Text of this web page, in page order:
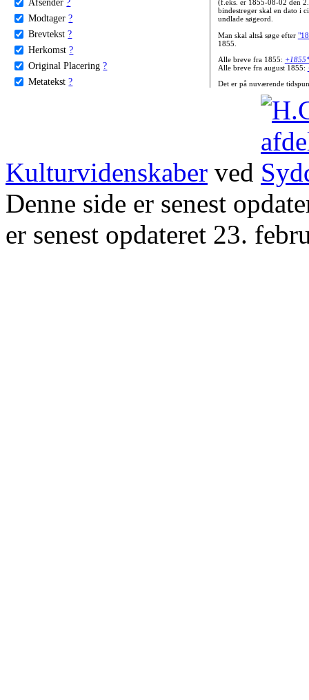
Modtager ?
Brevtekst ?
Herkomst ?
Original Placering ?
Metatekst ?
(f.eks. er 1855-08-02 den
bindestreger skal en dato i
undlade søgeord.
Man skal altså søge efter
1855.
Alle breve fra 1855:
Alle breve fra august 1855:
Det er på nuværende
Kulturvidenskaber ved
Denne side er senest
er senest opdateret 23.